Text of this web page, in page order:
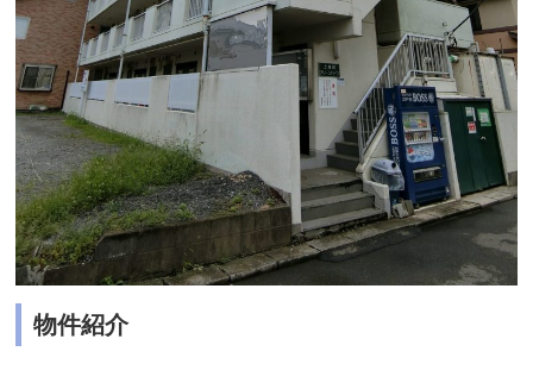
物件紹介